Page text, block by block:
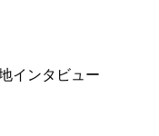
インタビュー